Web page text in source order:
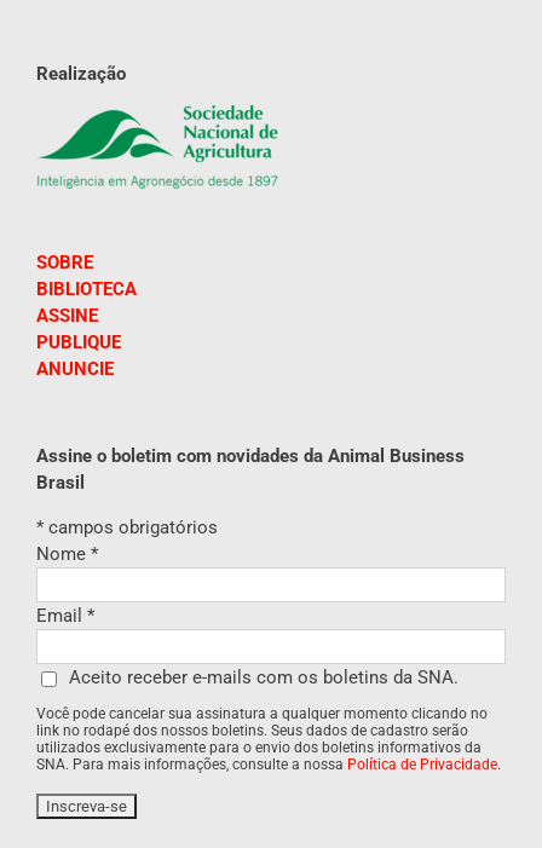
Realização
SOBRE
BIBLIOTECA
ASSINE
PUBLIQUE
ANUNCIE
Assine o boletim com novidades da Animal Business
Brasil
* campos obrigatórios
Nome *
Email *
Aceito receber e-mails com os boletins da SNA.
Você pode cancelar sua assinatura a qualquer momento clicando no
link no rodapé dos nossos boletins. Seus dados de cadastro serão
utilizados exclusivamente para o envio dos boletins informativos da
SNA. Para mais informações, consulte a nossa Política de Privacidade.